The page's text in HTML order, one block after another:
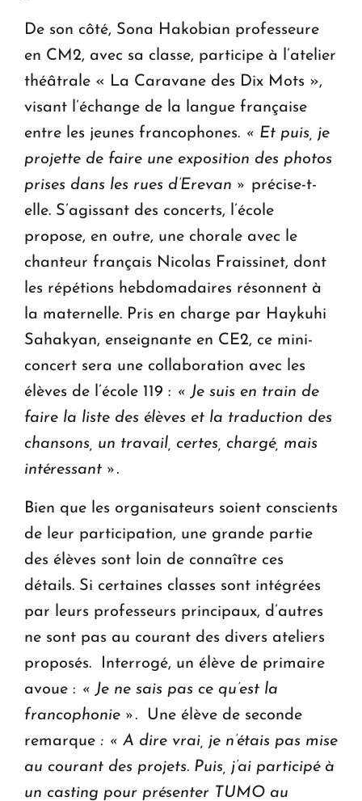
De son côté, Sona Hakobian professeure
en CM2, avec sa classe, participe à l’atelier
théâtrale « La Caravane des Dix Mots »,
visant l’échange de la langue française
entre les jeunes francophones. « Et puis, je
projette de faire une exposition des photos
prises dans les rues d’Erevan » précise-t-
elle. S’agissant des concerts, l’école
propose, en outre, une chorale avec le
chanteur français Nicolas Fraissinet, dont
les répétions hebdomadaires résonnent à
la maternelle. Pris en charge par Haykuhi
Sahakyan, enseignante en CE2, ce mini-
concert sera une collaboration avec les
élèves de l’école 119 : « Je suis en train de
faire la liste des élèves et la traduction des
chansons, un travail, certes, chargé, mais
intéressant ».
Bien que les organisateurs soient conscients
de leur participation, une grande partie
des élèves sont loin de connaître ces
détails. Si certaines classes sont intégrées
par leurs professeurs principaux, d’autres
ne sont pas au courant des divers ateliers
proposés. Interrogé, un élève de primaire
avoue : « Je ne sais pas ce qu’est la
francophonie ».
Une élève de seconde
remarque : « A dire vrai, je n’étais pas mise
au courant des projets. Puis, j’ai participé à
un casting pour présenter TUMO au